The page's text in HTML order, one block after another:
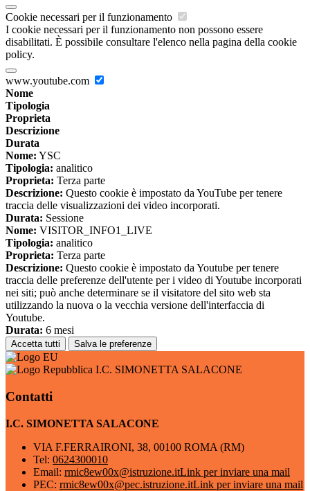
Cookie necessari per il funzionamento
I cookie necessari per il funzionamento non possono essere
disabilitati. È possibile consultare l'elenco nella pagina della cookie
policy.
www.youtube.com
Nome
Tipologia
Proprieta
Descrizione
Durata
Nome: YSC
Tipologia: analitico
Proprieta: Terza parte
Descrizione: Questo cookie è impostato da YouTube per tenere
traccia delle visualizzazioni dei video incorporati.
Durata: Sessione
Nome: VISITOR_INFO1_LIVE
Tipologia: analitico
Proprieta: Terza parte
Descrizione: Questo cookie è impostato da Youtube per tenere
traccia delle preferenze dell'utente per i video di Youtube incorporati
nei siti; può anche determinare se il visitatore del sito web sta
utilizzando la nuova o la vecchia versione dell'interfaccia di
Youtube.
Durata: 6 mesi
Accetta tutti Salva le preferenze
I.C. SIMONETTA SALACONE
Contatti
I.C. SIMONETTA SALACONE
VIA F.FERRAIRONI, 38, 00100 ROMA (RM)
Tel: 0624300010
Email: rmic8ew00x@istruzione.itLink per inviare una mail
PEC: rmic8ew00x@pec.istruzione.itLink per inviare una mail